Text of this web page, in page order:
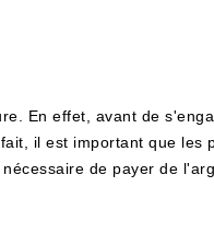
En effet, avant de
il est important que les
de payer de